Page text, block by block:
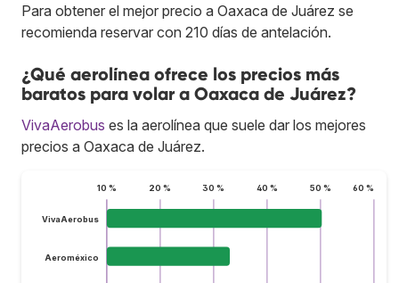
Para obtener el mejor precio a Oaxaca de Juárez se
recomienda reservar con 210 días de antelación.
¿Qué aerolínea ofrece los precios más
baratos para volar a Oaxaca de Juárez?
VivaAerobus es la aerolínea que suele dar los mejores
precios a Oaxaca de Juárez.
10 % 20 % 30 % 40 % 50 % 60 %
VivaAerobus
Aeroméxico